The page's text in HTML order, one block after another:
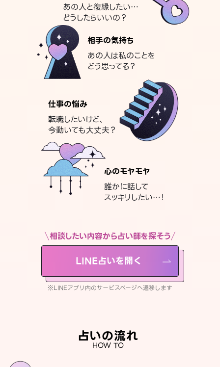
あの人と復縁したい…
どうしたらいいの？
相手の気持ち
あの人は私のことを
どう思ってる？
仕事の悩み
転職したいけど、
今動いても大丈夫？
心のモヤモヤ
誰かに話して
スッキリしたい…！
相談したい内容から占い師を探そう
LINE占いを開く
※LINEアプリ内のサービスページへ遷移します
占いの流れ
HOW TO